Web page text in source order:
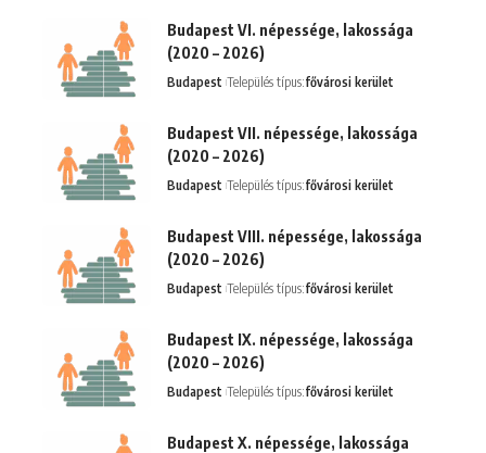
Budapest VI. népessége, lakossága
(2020 – 2026)
Budapest Település típus:fővárosi kerület
Budapest VII. népessége, lakossága
(2020 – 2026)
Budapest Település típus:fővárosi kerület
Budapest VIII. népessége, lakossága
(2020 – 2026)
Budapest Település típus:fővárosi kerület
Budapest IX. népessége, lakossága
(2020 – 2026)
Budapest Település típus:fővárosi kerület
Budapest X. népessége, lakossága